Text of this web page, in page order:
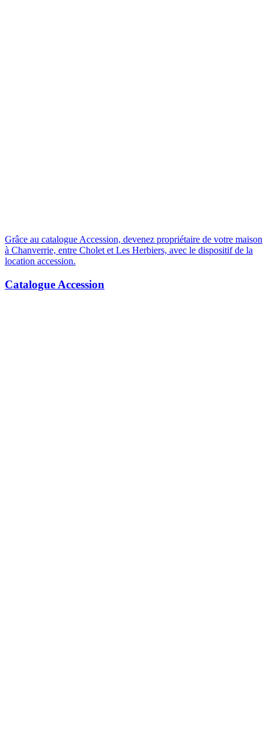
Grâce au catalogue Accession, devenez propriétaire de votre maison
à Chanverrie, entre Cholet et Les Herbiers, avec le dispositif de la
location accession.
Catalogue Accession